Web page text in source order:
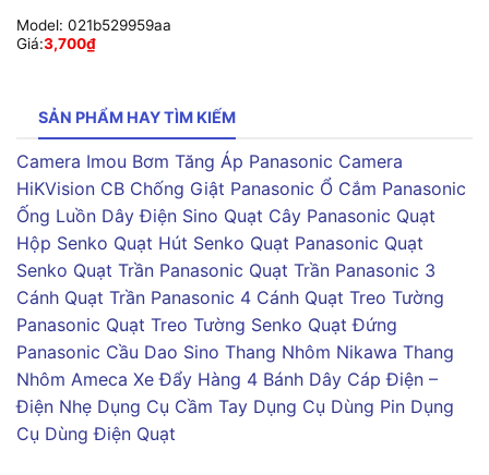
Model: 021b529959aa
Giá:3,700₫
SẢN PHẨM HAY TÌM KIẾM
Camera Imou Bơm Tăng Áp Panasonic Camera
HiKVision CB Chống Giật Panasonic Ổ Cắm Panasonic
Ống Luồn Dây Điện Sino Quạt Cây Panasonic Quạt
Hộp Senko Quạt Hút Senko Quạt Panasonic Quạt
Senko Quạt Trần Panasonic Quạt Trần Panasonic 3
Cánh Quạt Trần Panasonic 4 Cánh Quạt Treo Tường
Panasonic Quạt Treo Tường Senko Quạt Đứng
Panasonic Cầu Dao Sino Thang Nhôm Nikawa Thang
Nhôm Ameca Xe Đẩy Hàng 4 Bánh Dây Cáp Điện –
Điện Nhẹ Dụng Cụ Cầm Tay Dụng Cụ Dùng Pin Dụng
Cụ Dùng Điện Quạt